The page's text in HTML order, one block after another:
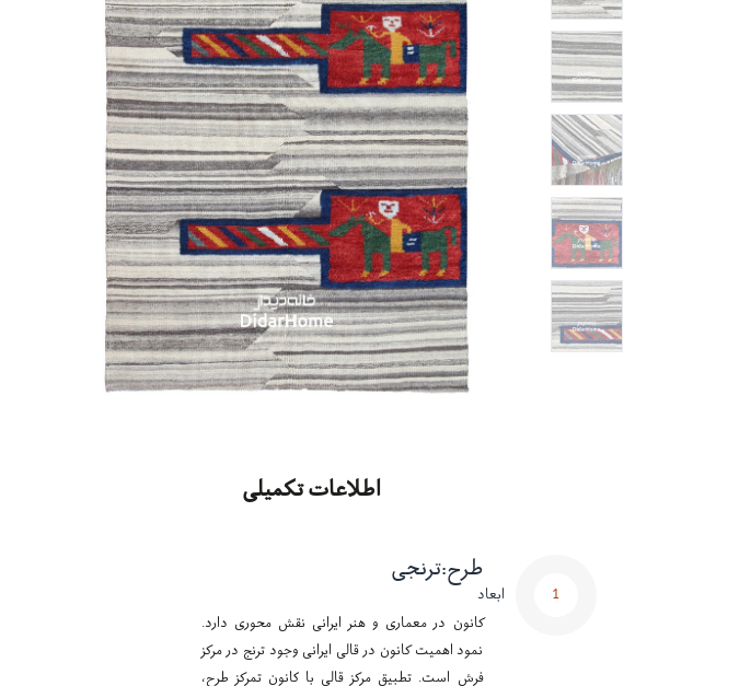
اطلاعات تکمیلی
1 ابعاد
طرح:ترنجی
کانون در معماری و هنر ایرانی نقش محوری دارد.
نمود اهمیت کانون در قالی ایرانی وجود ترنج در مرکز
فرش است. تطبیق مرکز قالی با کانون تمرکز طرح،